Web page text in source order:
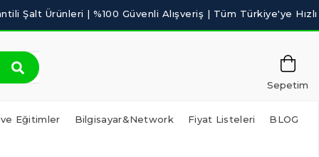
Sepetim
ve Eğitimler Bilgisayar&Network Fiyat Listeleri BLOG